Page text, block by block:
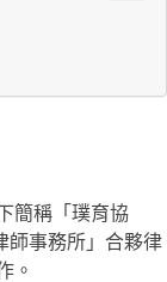
簡稱「璞育協
師事務所」合夥律
。